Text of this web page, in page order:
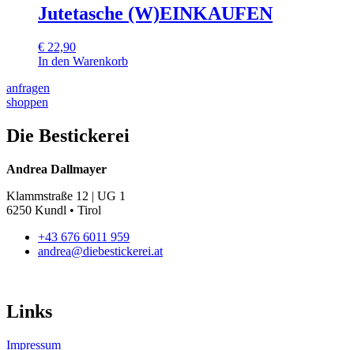
auf
der
Produktseite
gewählt
werden
weist
mehrere
auf.
Die
können
auf
Produktseite
werden
Jutetasche (W)EINKAUFEN
€ 22,90
In den Warenkorb
anfragen
shoppen
Die Bestickerei
Andrea Dallmayer
Klammstraße 12 | UG 1
6250 Kundl • Tirol
+43 676 6011 959
andrea@diebestickerei.at
Links
Impressum